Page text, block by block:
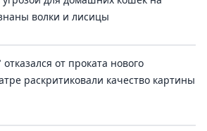
волки и лисицы
от проката нового
раскритиковали качество картины